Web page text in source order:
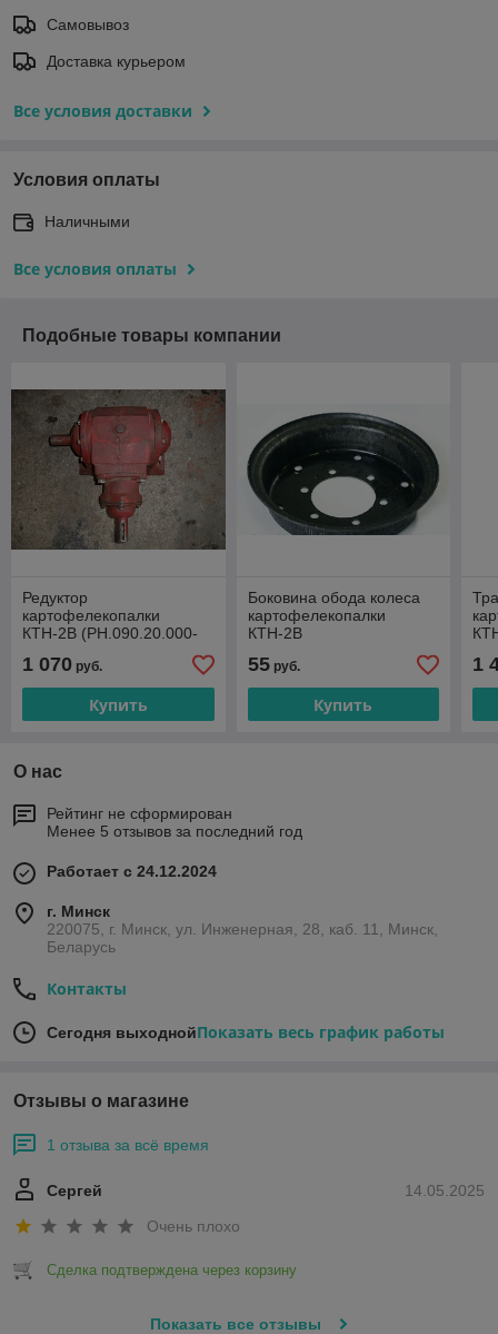
Самовывоз
Доставка курьером
Все условия доставки
Условия оплаты
Наличными
Все условия оплаты
Подобные товары компании
Редуктор
картофелекопалки
КТН-2В (РН.090.20.000-
1 070 руб.
Купить
Боковина обода колеса
картофелекопалки
КТН-2В
55руб.
Купить
1
О нас
Рейтинг не сформирован
Менее 5 отзывов за последний год
Работает с 24.12.2024
г. Минск
220075, г. Минск, ул. Инженерная, 28, каб. 11, Минск,
Беларусь
Контакты
Сегодня выходнойПоказать весь график работы
Отзывы о магазине
1 отзыва за всё время
14.05.2025
Сергей
Очень плохо
Сделка подтверждена через корзину
Показать все отзывы